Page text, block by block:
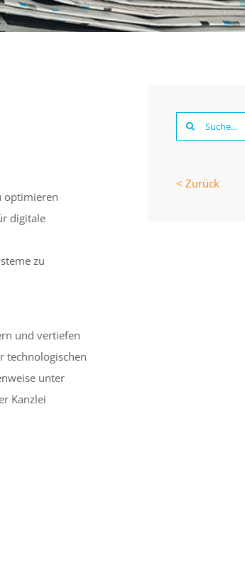
optimieren
digitale
zu
und vertiefen
technologischen
unter
Kanzlei
Suche
nach:
< Zurück